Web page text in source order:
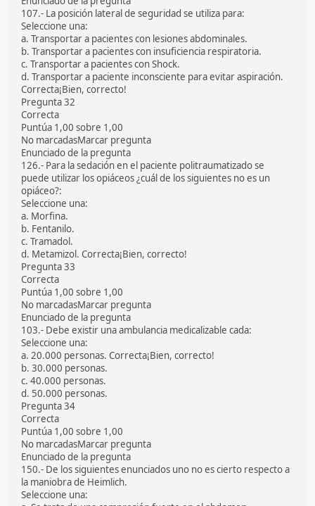
107.- La posición lateral de seguridad se utiliza para:
Seleccione una:
a. Transportar a pacientes con lesiones abdominales.
b. Transportar a pacientes con insuficiencia respiratoria.
c. Transportar a pacientes con Shock.
d. Transportar a paciente inconsciente para evitar aspiración.
Correcta¡Bien, correcto!
Pregunta 32
Correcta
Puntúa 1,00 sobre 1,00
No marcadasMarcar pregunta
Enunciado de la pregunta
126.- Para la sedación en el paciente politraumatizado se
puede utilizar los opiáceos ¿cuál de los siguientes no es un
opiáceo?:
Seleccione una:
a. Morfina.
b. Fentanilo.
c. Tramadol.
d. Metamizol. Correcta¡Bien, correcto!
Pregunta 33
Correcta
Puntúa 1,00 sobre 1,00
No marcadasMarcar pregunta
Enunciado de la pregunta
103.- Debe existir una ambulancia medicalizable cada:
Seleccione una:
a. 20.000 personas. Correcta¡Bien, correcto!
b. 30.000 personas.
c. 40.000 personas.
d. 50.000 personas.
Pregunta 34
Correcta
Puntúa 1,00 sobre 1,00
No marcadasMarcar pregunta
Enunciado de la pregunta
150.- De los siguientes enunciados uno no es cierto respecto a
la maniobra de Heimlich.
Seleccione una: